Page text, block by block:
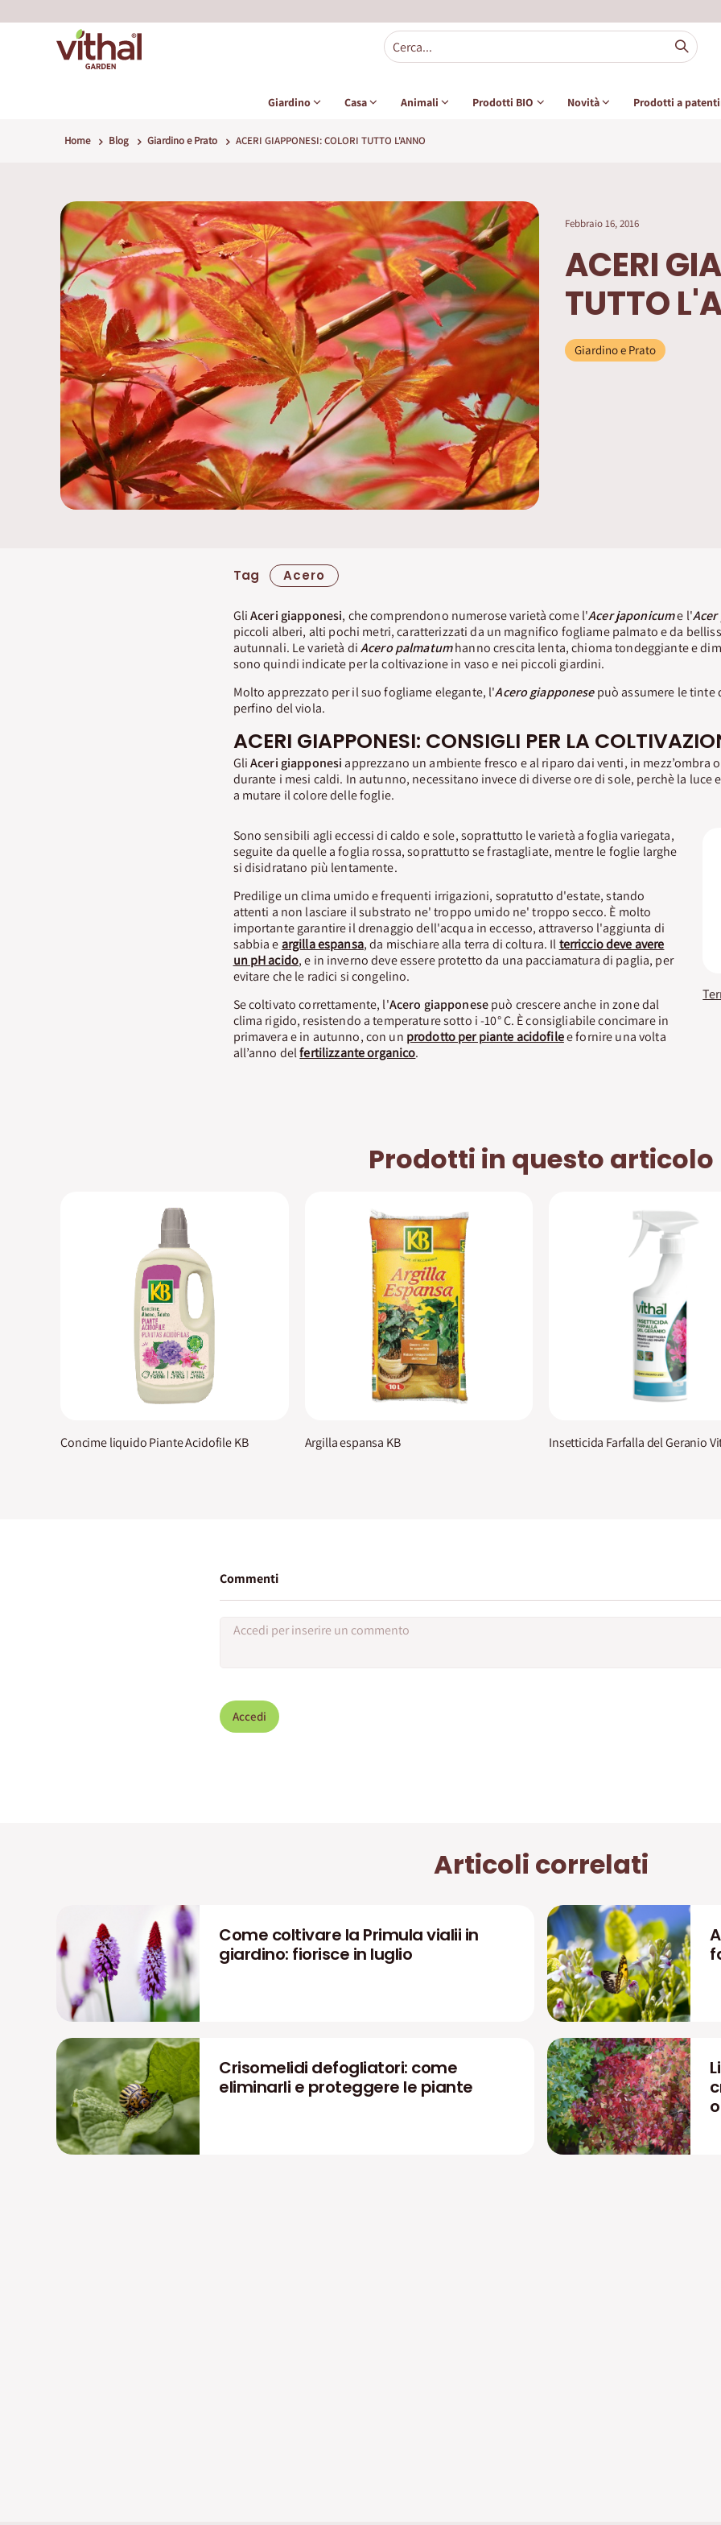
Giardino Casa Animali Prodotti BIO Novità Prodotti a
Home Blog Giardino e Prato ACERI GIAPPONESI: COLORI TUTTO L'ANNO
Febbraio 16, 2016
ACERI
TUTTO
Giardino e Prato
Tag Acero
GliAceri giapponesi, che comprendono numerose varietà come l'Acer japonicume l'
piccoli alberi, alti pochi metri, caratterizzati da un magnifico fogliame palmato e da
autunnali. Le varietà diAcero palmatumhanno crescita lenta, chioma tondeggiante e
sono quindi indicate per la coltivazione in vaso e nei piccoli giardini.
Molto apprezzato per il suo fogliame elegante, l'Acero giapponese può assumere le tinte
perfino del viola.
ACERI GIAPPONESI: CONSIGLI PER LA
GliAceri giapponesi apprezzano un ambiente fresco e al riparo dai venti, in mezz’ombra
durante i mesi caldi. In autunno, necessitano invece di diverse ore di sole, perchè la luce
a mutare il colore delle foglie.
Sono sensibili agli eccessi di caldo e sole, soprattutto le varietà a foglia variegata,
seguite da quelle a foglia rossa, soprattutto se frastagliate, mentre le foglie larghe
si disidratano più lentamente.
Predilige un clima umido e frequenti irrigazioni, sopratutto d'estate, stando
attenti a non lasciare il substrato ne' troppo umido ne' troppo secco. È molto
importante garantire il drenaggio dell'acqua in eccesso, attraverso l'aggiunta di
sabbia eargilla espansa, da mischiare alla terra di coltura. Ilterriccio deve avere
un pH acido, e in inverno deve essere protetto da una pacciamatura di paglia, per
evitare che le radici si congelino.
Se coltivato correttamente, l'Acero giapponesepuò crescere anche in zone dal
clima rigido, resistendo a temperature sotto i -10° C. È consigliabile concimare in
primavera e in autunno, con un prodotto per piante acidofilee fornire una volta
all’anno delfertilizzante organico.
Prodotti in questo articolo
Concime liquido Piante Acidofile KB Argilla espansa KB Insetticida Farfalla del Geranio
Commenti
Accedi
Articoli correlati
Come coltivare la Primula vialii in
giardino: fiorisce in luglio
Crisomelidi defogliatori: come
eliminarli e proteggere le piante